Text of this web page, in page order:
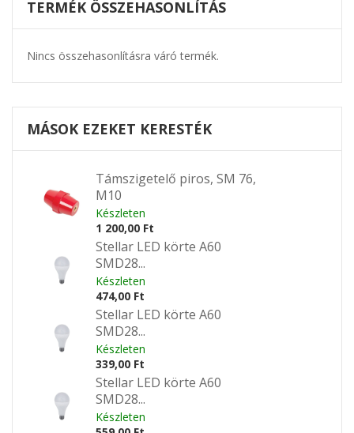
TERMÉK ÖSSZEHASONLÍTÁS
Nincs összehasonlításra váró termék.
MÁSOK EZEKET KERESTÉK
Támszigetelő piros, SM 76,
M10
Készleten
1 200,00 Ft
Stellar LED körte A60
SMD28...
Készleten
474,00 Ft
Stellar LED körte A60
SMD28...
Készleten
339,00 Ft
Stellar LED körte A60
SMD28...
Készleten